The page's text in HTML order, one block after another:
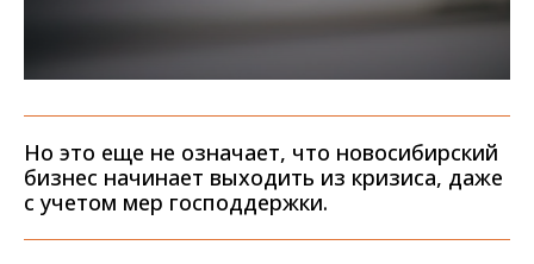
Но это еще не означает, что новосибирский
бизнес начинает выходить из кризиса, даже
с учетом мер господдержки.